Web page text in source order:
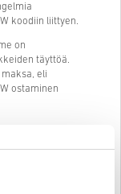
koodiin liittyen.
on
täyttöä.
eli
ostaminen